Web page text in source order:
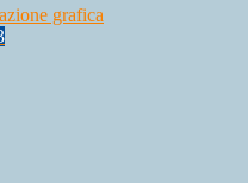
grafica